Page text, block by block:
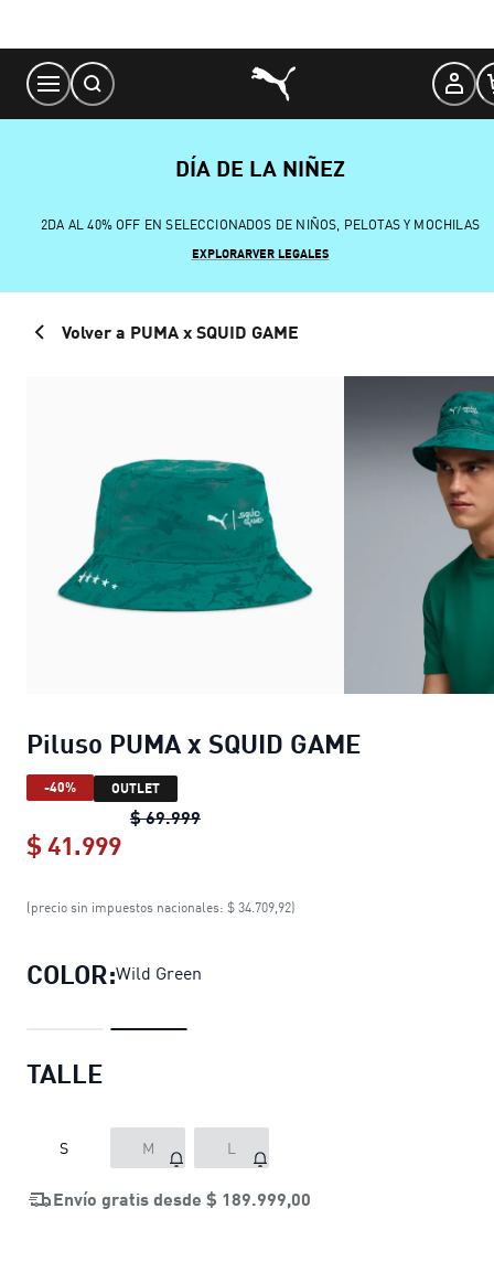
Content
DÍA DE LA NIÑEZ
2DA AL 40% OFF EN SELECCIONADOS DE NIÑOS, PELOTAS Y MOCHILAS
EXPLORARVER LEGALES
Volver a PUMA x SQUID GAME
Piluso PUMA x SQUID GAME
-40% OUTLET
$ 69.999Piluso PUMA x SQUID GAME
$ 41.999
Piluso PUMA x SQUID GAME
(precio sin impuestos nacionales: $ 34.709,92)
COLOR:Wild Green
TALLE
S M L
Envío gratis desde $ 189.999,00